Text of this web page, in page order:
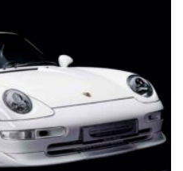
STORE BY WERK1